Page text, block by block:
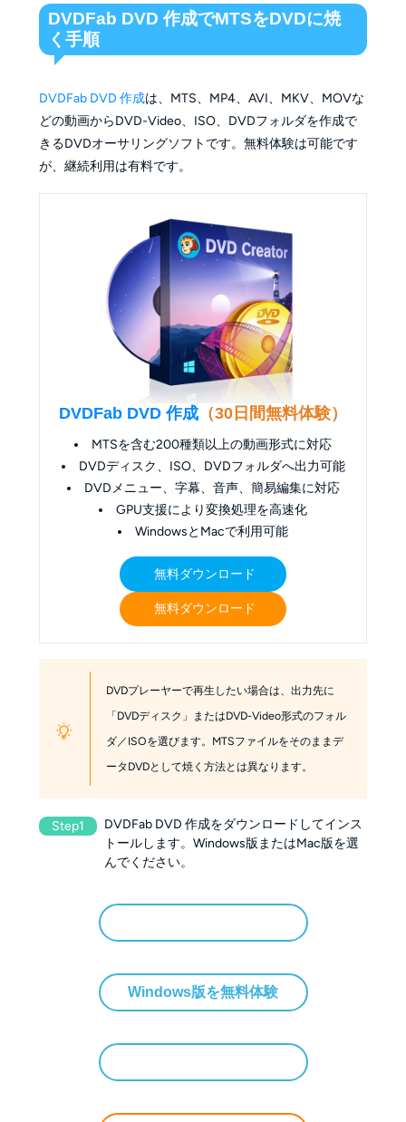
DVDFab DVD 作成でMTSをDVDに焼
く手順
DVDFab DVD 作成は、MTS、MP4、AVI、MKV、MOVな
どの動画からDVD-Video、ISO、DVDフォルダを作成で
きるDVDオーサリングソフトです。無料体験は可能です
が、継続利用は有料です。
DVDFab DVD 作成 （30日間無料体験）
MTSを含む200種類以上の動画形式に対応
DVDディスク、ISO、DVDフォルダへ出力可能
DVDメニュー、字幕、音声、簡易編集に対応
GPU支援により変換処理を高速化
WindowsとMacで利用可能
無料ダウンロード
無料ダウンロード
DVDプレーヤーで再生したい場合は、出力先に
「DVDディスク」またはDVD-Video形式のフォル
ダ／ISOを選びます。MTSファイルをそのままデ
ータDVDとして焼く方法とは異なります。
Step1
DVDFab DVD 作成をダウンロードしてインス
トールします。Windows版またはMac版を選
んでください。
Windows版を無料体験